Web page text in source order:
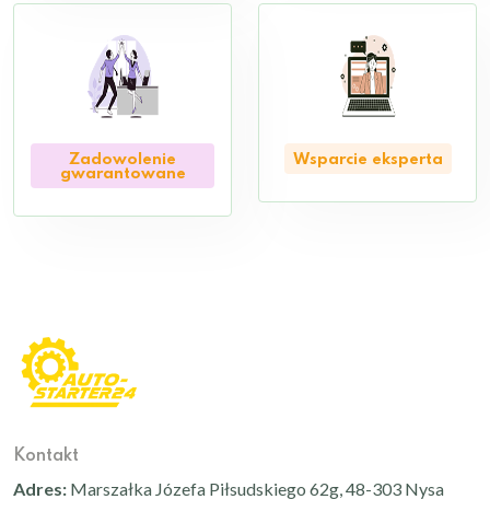
Zadowolenie
gwarantowane
Wsparcie eksperta
Kontakt
Adres: Marszałka Józefa Piłsudskiego 62g, 48-303 Nysa